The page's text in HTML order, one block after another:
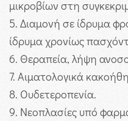
μικροβίων στη
5. Διαμονή σε ίδρυμα
ίδρυμα χρονίως
6. Θεραπεία, λήψη
7. Αιματολογικά
8. Ουδετεροπενία.
9. Νεοπλασίες υπό